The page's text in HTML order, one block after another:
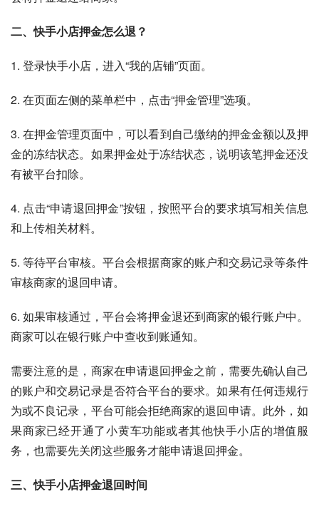
二、快手小店押金怎么退？
1. 登录快手小店，进入“我的店铺”页面。
2. 在页面左侧的菜单栏中，点击“押金管理”选项。
3. 在押金管理页面中，可以看到自己缴纳的押金金额以及押
金的冻结状态。如果押金处于冻结状态，说明该笔押金还没
有被平台扣除。
4. 点击“申请退回押金”按钮，按照平台的要求填写相关信息
和上传相关材料。
5. 等待平台审核。平台会根据商家的账户和交易记录等条件
审核商家的退回申请。
6. 如果审核通过，平台会将押金退还到商家的银行账户中。
商家可以在银行账户中查收到账通知。
需要注意的是，商家在申请退回押金之前，需要先确认自己
的账户和交易记录是否符合平台的要求。如果有任何违规行
为或不良记录，平台可能会拒绝商家的退回申请。此外，如
果商家已经开通了小黄车功能或者其他快手小店的增值服
务，也需要先关闭这些服务才能申请退回押金。
三、快手小店押金退回时间